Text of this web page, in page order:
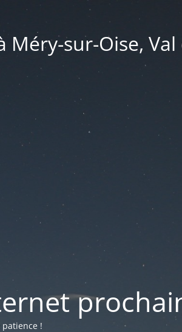
sur-Oise, Val
!